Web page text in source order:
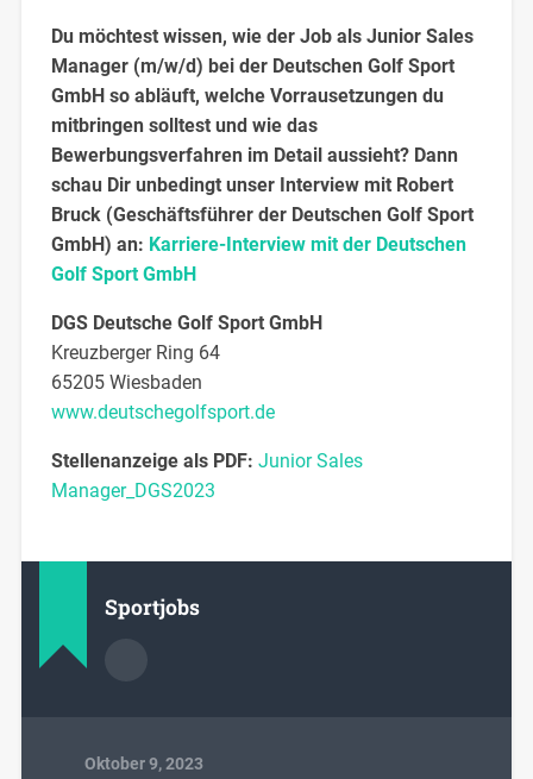
Du möchtest wissen, wie der Job als Junior Sales
Manager (m/w/d) bei der Deutschen Golf Sport
GmbH so abläuft, welche Vorrausetzungen du
mitbringen solltest und wie das
Bewerbungsverfahren im Detail aussieht? Dann
schau Dir unbedingt unser Interview mit Robert
Bruck (Geschäftsführer der Deutschen Golf Sport
GmbH) an: Karriere-Interview mit der Deutschen
Golf Sport GmbH
DGS Deutsche Golf Sport GmbH
Kreuzberger Ring 64
65205 Wiesbaden
www.deutschegolfsport.de
Stellenanzeige als PDF: Junior Sales
Manager_DGS2023
Sportjobs
Oktober 9, 2023